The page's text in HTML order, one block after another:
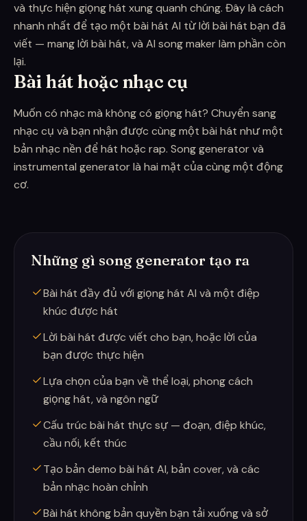
và thực hiện giọng hát xung quanh chúng. Đây là cách
nhanh nhất để tạo một bài hát AI từ lời bài hát bạn đã
viết — mang lời bài hát, và AI song maker làm phần còn
lại.
Bài hát hoặc nhạc cụ
Muốn có nhạc mà không có giọng hát? Chuyển sang
nhạc cụ và bạn nhận được cùng một bài hát như một
bản nhạc nền để hát hoặc rap. Song generator và
instrumental generator là hai mặt của cùng một động
cơ.
Những gì song generator tạo ra
Bài hát đầy đủ với giọng hát AI và một điệp
khúc được hát
Lời bài hát được viết cho bạn, hoặc lời của
bạn được thực hiện
Lựa chọn của bạn về thể loại, phong cách
giọng hát, và ngôn ngữ
Cấu trúc bài hát thực sự — đoạn, điệp khúc,
cầu nối, kết thúc
Tạo bản demo bài hát AI, bản cover, và các
bản nhạc hoàn chỉnh
Bài hát không bản quyền bạn tải xuống và sở